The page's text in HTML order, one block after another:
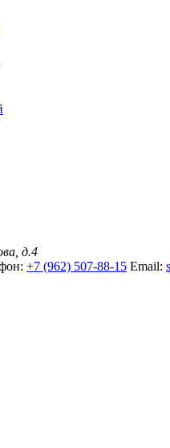
д.4
+7 (962) 507-88-15 Email: